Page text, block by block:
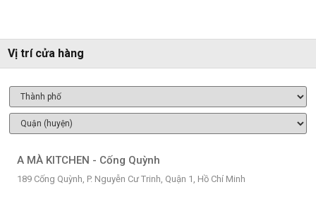
Vị trí cửa hàng
A MÀ KITCHEN - Cống Quỳnh
189 Cống Quỳnh, P. Nguyễn Cư Trinh, Quận 1, Hồ Chí Minh